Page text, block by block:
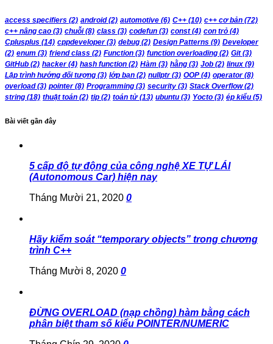
access specifiers (2) android(2) automotive (6) C++ (10) c++ cơ bản (72)
c++ nâng cao (3) chuỗi(8) class (3) codefun (3) const(4) con trỏ (4)
Cplusplus (14) cppdeveloper(3) debug (2) Design Patterns (9) Developer
(2) enum (3) friend class (2) Function (3) function overloading (2) Git(3)
GitHub (2) hacker(4) hash function (2) Hàm (3) hằng (3) Job (2) linux (9)
Lập trình hướng đối tượng (3) lớp bạn (2) nullptr(3) OOP (4) operator(8)
overload(3) pointer(8) Programming (3) security (3) Stack Overflow(2)
string (18) thuật toán (2) tip (2) toán tử(13) ubuntu (3) Yocto (3) ép kiểu (5)
Bài viết gần đây
5 cấp độ tự động của công nghệ XE TỰ LÁI
(Autonomous Car) hiện nay
Tháng Mười 21, 2020 0
Hãy kiểm soát “temporary objects” trong chương
trình C++
Tháng Mười 8, 2020 0
ĐỪNG OVERLOAD (nạp chồng) hàm bằng cách
phân biệt tham số kiểu POINTER/NUMERIC